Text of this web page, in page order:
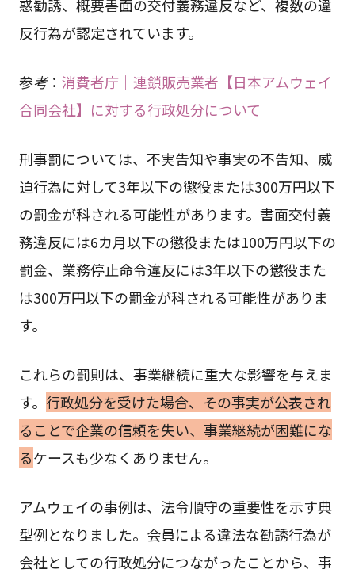
惑勧誘、概要書面の交付義務違反など、複数の違
反行為が認定されています。
参考： 消費者庁｜連鎖販売業者【日本アムウェイ
合同会社】に対する行政処分について
刑事罰については、不実告知や事実の不告知、威
迫行為に対して3年以下の懲役または300万円以下
の罰金が科される可能性があります。書面交付義
務違反には6カ月以下の懲役または100万円以下の
罰金、業務停止命令違反には3年以下の懲役また
は300万円以下の罰金が科される可能性がありま
す。
これらの罰則は、事業継続に重大な影響を与えま
す。 行政処分を受けた場合、その事実が公表され
ることで企業の信頼を失い、事業継続が困難にな
るケースも少なくありません。
アムウェイの事例は、法令順守の重要性を示す典
型例となりました。会員による違法な勧誘行為が
会社としての行政処分につながったことから、事